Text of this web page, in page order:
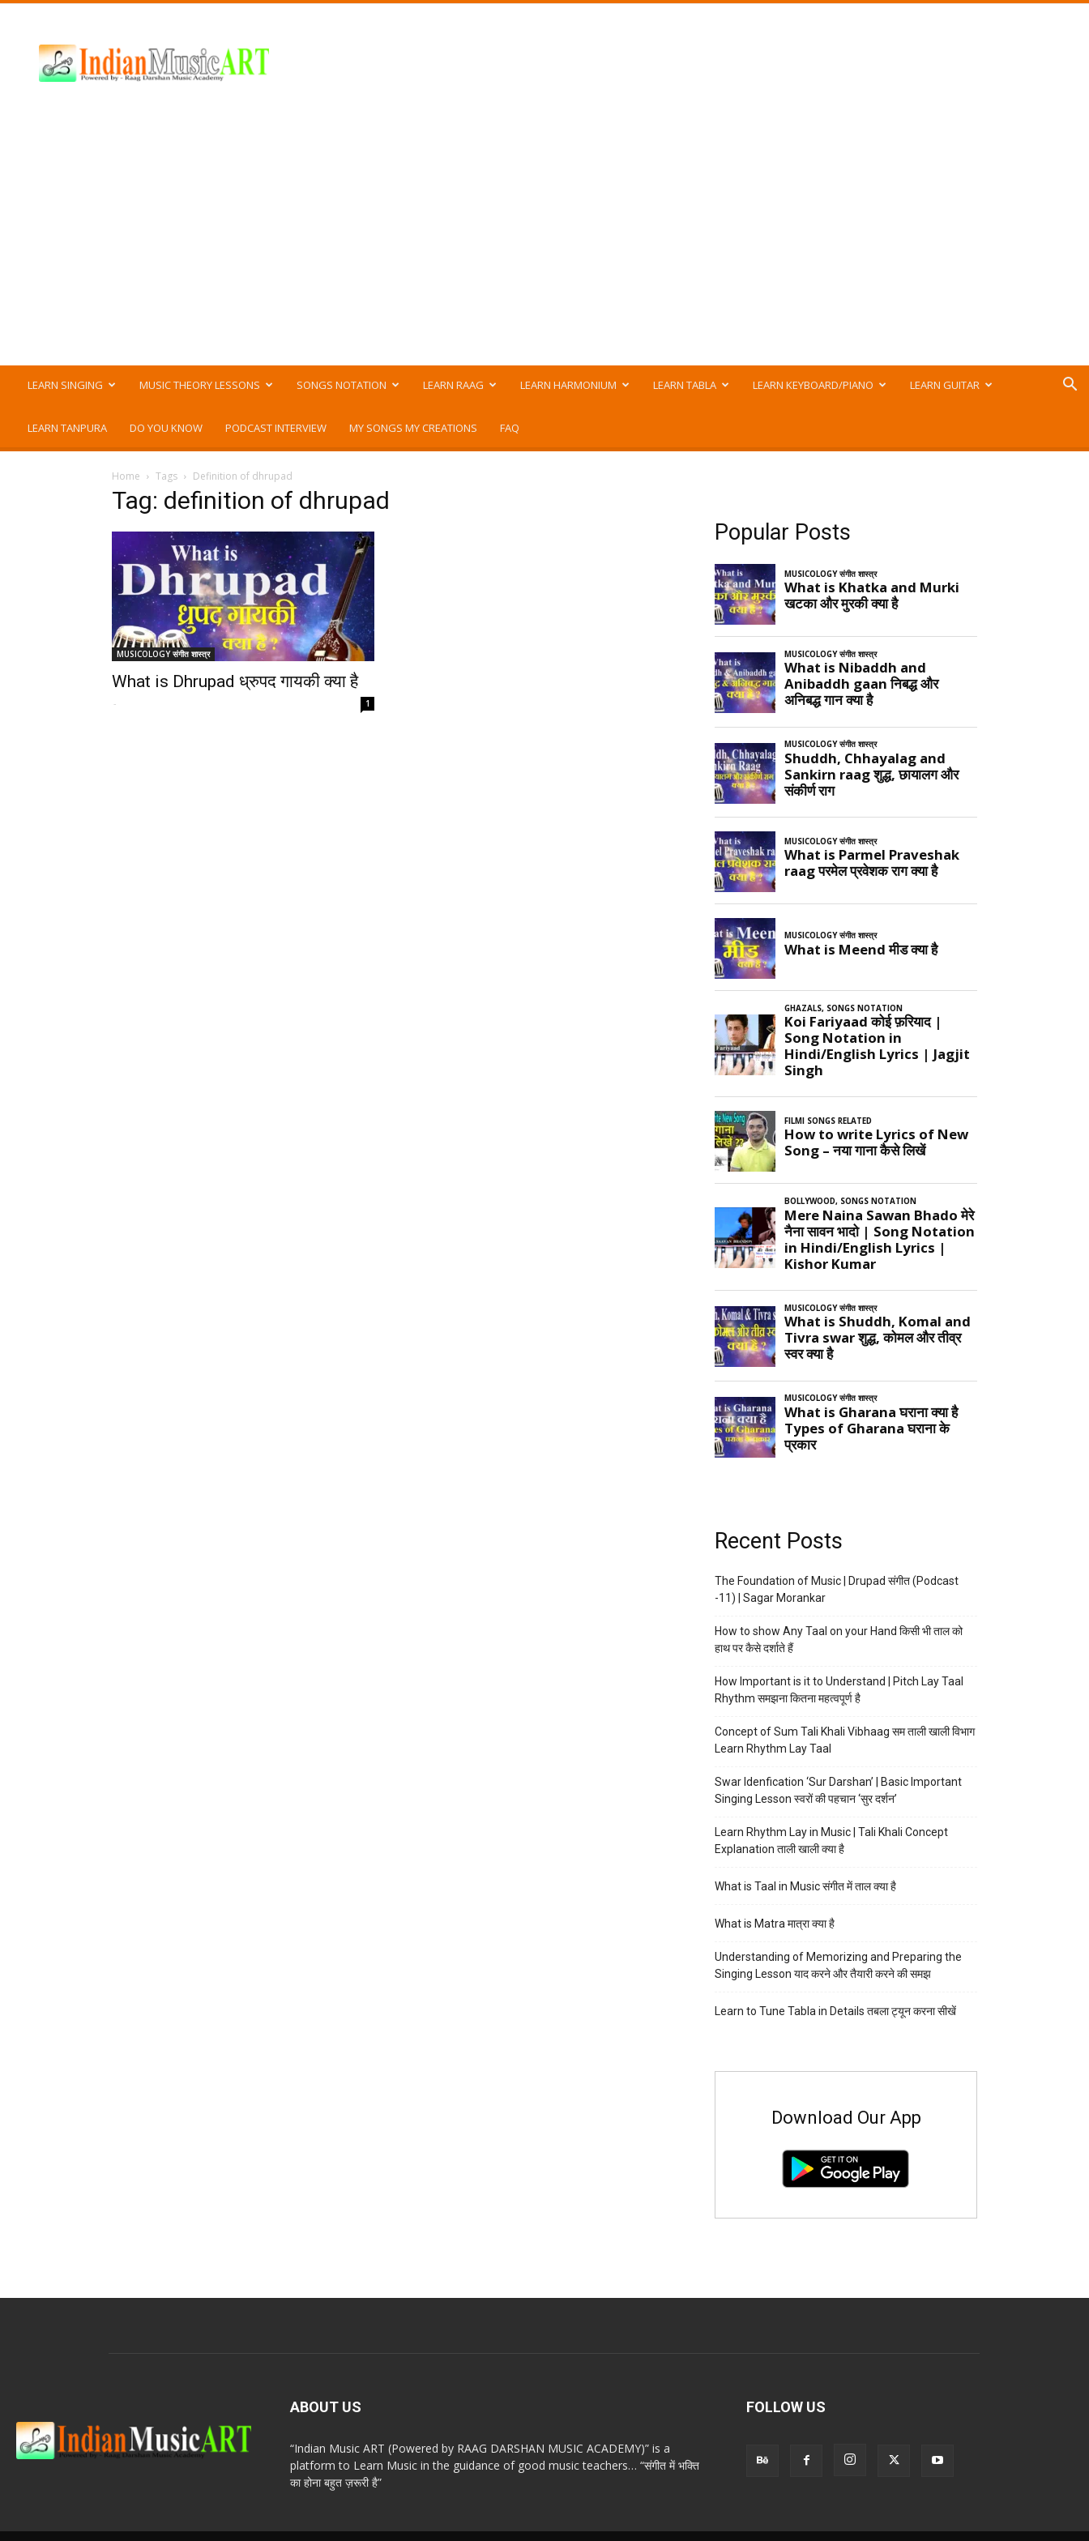
Music
ART
LEARN SINGING MUSIC THEORY LESSONS SONGS NOTATION LEARN RAAG LEARN HARMONIUM LEARN TABLA LEARN KEYBOARD/PIANO LEARN GUITAR
LEARN TANPURA DO YOU KNOW PODCAST INTERVIEW MY SONGS MY CREATIONS FAQ
Home Tags Definition of dhrupad
Tag: definition of dhrupad
MUSICOLOGY संगीत शास्त्र
What is Dhrupad ध्रुपद गायकी क्या है
- 1
Popular Posts
Recent Posts
The Foundation of Music | Drupad संगीत (Podcast
-11) | Sagar Morankar
How to show Any Taal on your Hand किसी भी ताल को
हाथ पर कैसे दर्शाते हैं
How Important is it to Understand | Pitch Lay Taal
Rhythm समझना कितना महत्वपूर्ण है
Concept of Sum Tali Khali Vibhaag सम ताली खाली विभाग
Learn Rhythm Lay Taal
Swar Idenfication ‘Sur Darshan’ | Basic Important
Singing Lesson स्वरों की पहचान ‘सुर दर्शन’
Learn Rhythm Lay in Music | Tali Khali Concept
Explanation ताली खाली क्या है
What is Taal in Music संगीत में ताल क्या है
What is Matra मात्रा क्या है
Understanding of Memorizing and Preparing the
Singing Lesson याद करने और तैयारी करने की समझ
Learn to Tune Tabla in Details तबला ट्यून करना सीखें
Download Our App
ABOUT US
“Indian Music ART (Powered by RAAG DARSHAN MUSIC ACADEMY)” is a
platform to Learn Music in the guidance of good music teachers… “संगीत में भक्ति
का होना बहुत ज़रूरी है”
FOLLOW US